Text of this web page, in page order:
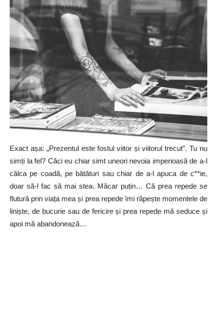
Exact așa: „Prezentul este fostul viitor și viitorul trecut”. Tu nu
simți la fel? Căci eu chiar simt uneori nevoia imperioasă de a-l
călca pe coadă, pe bătături sau chiar de a-l apuca de c**ie,
doar să-l fac să mai stea. Măcar puțin… Că prea repede se
flutură prin viața mea și prea repede îmi răpește momentele de
liniște, de bucurie sau de fericire și prea repede mă seduce și
apoi mă abandonează…